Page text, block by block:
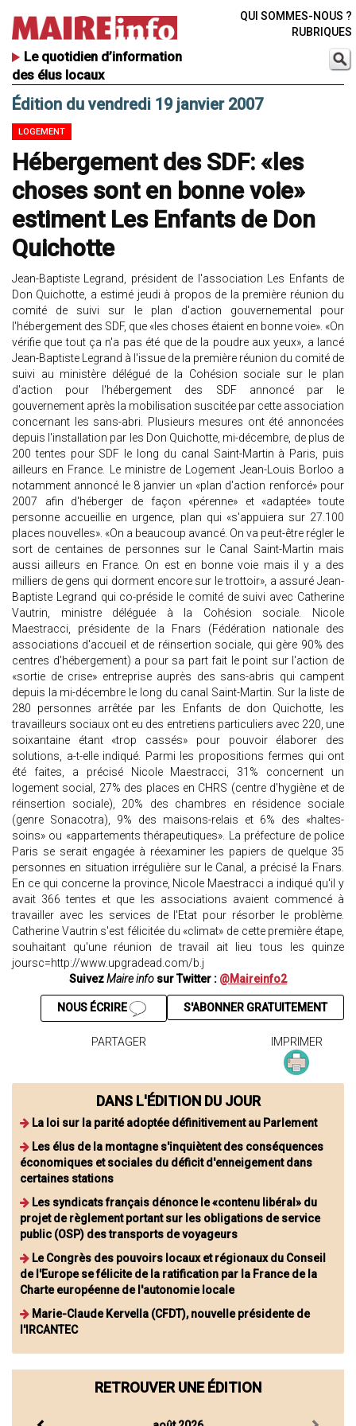
Le quotidien d’information
des élus locaux
QUI SOMMES-NOUS ?
RUBRIQUES
Édition du vendredi 19 janvier 2007
LOGEMENT
Hébergement des SDF: «les
choses sont en bonne voie»
estiment Les Enfants de Don
Quichotte
Jean-Baptiste Legrand, président de l'association Les Enfants de
Don Quichotte, a estimé jeudi à propos de la première réunion du
comité de suivi sur le plan d'action gouvernemental pour
l'hébergement des SDF, que «les choses étaient en bonne voie». «On
vérifie que tout ça n'a pas été que de la poudre aux yeux», a lancé
Jean-Baptiste Legrand à l'issue de la première réunion du comité de
suivi au ministère délégué de la Cohésion sociale sur le plan
d'action pour l'hébergement des SDF annoncé par le
gouvernement après la mobilisation suscitée par cette association
concernant les sans-abri. Plusieurs mesures ont été annoncées
depuis l'installation par les Don Quichotte, mi-décembre, de plus de
200 tentes pour SDF le long du canal Saint-Martin à Paris, puis
ailleurs en France. Le ministre de Logement Jean-Louis Borloo a
notamment annoncé le 8 janvier un «plan d'action renforcé» pour
2007 afin d'héberger de façon «pérenne» et «adaptée» toute
personne accueillie en urgence, plan qui «s'appuiera sur 27.100
places nouvelles». «On a beaucoup avancé. On va peut-être régler le
sort de centaines de personnes sur le Canal Saint-Martin mais
aussi ailleurs en France. On est en bonne voie mais il y a des
milliers de gens qui dorment encore sur le trottoir», a assuré Jean-
Baptiste Legrand qui co-préside le comité de suivi avec Catherine
Vautrin, ministre déléguée à la Cohésion sociale. Nicole
Maestracci, présidente de la Fnars (Fédération nationale des
associations d'accueil et de réinsertion sociale, qui gère 90% des
centres d'hébergement) a pour sa part fait le point sur l'action de
«sortie de crise» entreprise auprès des sans-abris qui campent
depuis la mi-décembre le long du canal Saint-Martin. Sur la liste de
280 personnes arrêtée par les Enfants de don Quichotte, les
travailleurs sociaux ont eu des entretiens particuliers avec 220, une
soixantaine étant «trop cassés» pour pouvoir élaborer des
solutions, a-t-elle indiqué. Parmi les propositions fermes qui ont
été faites, a précisé Nicole Maestracci, 31% concernent un
logement social, 27% des places en CHRS (centre d'hygiène et de
réinsertion sociale), 20% des chambres en résidence sociale
(genre Sonacotra), 9% des maisons-relais et 6% des «haltes-
soins» ou «appartements thérapeutiques». La préfecture de police
Paris se serait engagée à réexaminer les papiers de quelque 35
personnes en situation irrégulière sur le Canal, a précisé la Fnars.
En ce qui concerne la province, Nicole Maestracci a indiqué qu'il y
avait 366 tentes et que les associations avaient commencé à
travailler avec les services de l'Etat pour résorber le problème.
Catherine Vautrin s'est félicitée du «climat» de cette première étape,
souhaitant qu'une réunion de travail ait lieu tous les quinze
joursc=http://www.upgradead.com/b.j
SuivezMaire info sur Twitter : @Maireinfo2
S'ABONNER GRATUITEMENT
NOUS ÉCRIRE
PARTAGER IMPRIMER
DANS L'ÉDITION DU JOUR
La loi sur la parité adoptée définitivement au Parlement
Les élus de la montagne s'inquiètent des conséquences
économiques et sociales du déficit d'enneigement dans
certaines stations
Les syndicats français dénonce le «contenu libéral» du
projet de règlement portant sur les obligations de service
public (OSP) des transports de voyageurs
Le Congrès des pouvoirs locaux et régionaux du Conseil
de l'Europe se félicite de la ratification par la France de la
Charte européenne de l'autonomie locale
Marie-Claude Kervella (CFDT), nouvelle présidente de
l'IRCANTEC
RETROUVER UNE ÉDITION